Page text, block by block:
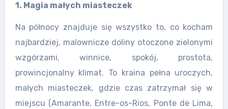
1. Magia małych miasteczek
Na północy znajduje się wszystko to, co kocham
najbardziej, malownicze doliny otoczone zielonymi
wzgórzami, winnice, spokój, prostota,
prowincjonalny klimat. To kraina pełna uroczych,
małych miasteczek, gdzie czas zatrzymał się w
miejscu (Amarante, Entre-os-Rios, Ponte de Lima,